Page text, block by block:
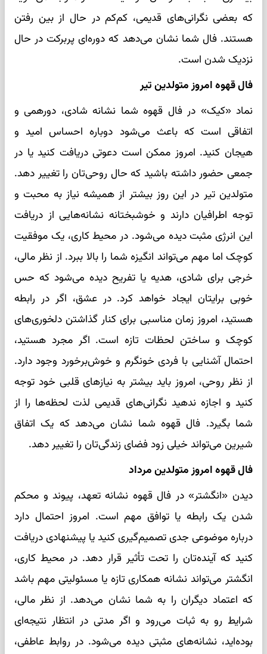
که بعضی نگرانی‌های قدیمی، کم‌کم در حال از بین رفتن
هستند. فال شما نشان می‌دهد که دوره‌ای پربرکت در حال
نزدیک شدن است.
فال قهوه امروز متولدین تیر
نماد «کیک» در فال قهوه شما نشانه شادی، دورهمی و
اتفاقی است که باعث می‌شود دوباره احساس امید و
هیجان کنید. امروز ممکن است دعوتی دریافت کنید یا در
جمعی حضور داشته باشید که حال روحی‌تان را تغییر دهد.
متولدین تیر در این روز بیشتر از همیشه نیاز به محبت و
توجه اطرافیان دارند و خوشبختانه نشانه‌هایی از دریافت
این انرژی مثبت دیده می‌شود. در محیط کاری، یک موفقیت
کوچک اما مهم می‌تواند انگیزه شما را بالا ببرد. از نظر مالی،
خرجی برای شادی، هدیه یا تفریح دیده می‌شود که حس
خوبی برایتان ایجاد خواهد کرد. در عشق، اگر در رابطه
هستید، امروز زمان مناسبی برای کنار گذاشتن دلخوری‌های
کوچک و ساختن لحظات تازه است. اگر مجرد هستید،
احتمال آشنایی با فردی خونگرم و خوش‌برخورد وجود دارد.
از نظر روحی، امروز باید بیشتر به نیازهای قلبی خود توجه
کنید و اجازه ندهید نگرانی‌های قدیمی لذت لحظه‌ها را از
شما بگیرد. فال قهوه شما نشان می‌دهد که یک اتفاق
شیرین می‌تواند خیلی زود فضای زندگی‌تان را تغییر دهد.
فال قهوه امروز متولدین مرداد
دیدن «انگشتر» در فال قهوه نشانه تعهد، پیوند و محکم
شدن یک رابطه یا توافق مهم است. امروز احتمال دارد
درباره موضوعی جدی تصمیم‌گیری کنید یا پیشنهادی دریافت
کنید که آینده‌تان را تحت تأثیر قرار دهد. در محیط کاری،
انگشتر می‌تواند نشانه همکاری تازه یا مسئولیتی مهم باشد
که اعتماد دیگران را به شما نشان می‌دهد. از نظر مالی،
شرایط رو به ثبات می‌رود و اگر مدتی در انتظار نتیجه‌ای
بوده‌اید، نشانه‌های مثبتی دیده می‌شود. در روابط عاطفی،